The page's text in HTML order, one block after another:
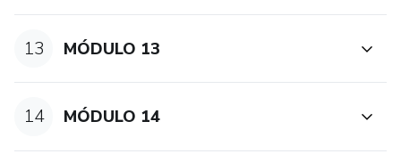
13 MÓDULO 13
14 MÓDULO 14